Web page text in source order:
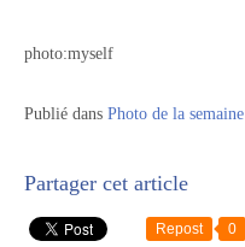
photo:myself
Publié dans Photo de la semaine
Partager cet article
Repost 0